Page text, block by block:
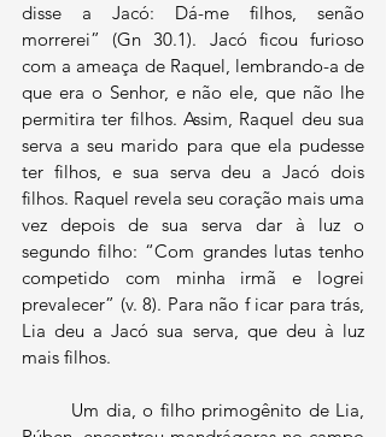
disse a Jacó: Dá-me filhos, senão
morrerei” (Gn 30.1). Jacó ficou furioso
com a ameaça de Raquel, lembrando-a de
que era o Senhor, e não ele, que não lhe
permitira ter filhos. Assim, Raquel deu sua
serva a seu marido para que ela pudesse
ter filhos, e sua serva deu a Jacó dois
filhos. Raquel revela seu coração mais uma
vez depois de sua serva dar à luz o
segundo filho: “Com grandes lutas tenho
competido com minha irmã e logrei
prevalecer” (v. 8). Para não f icar para trás,
Lia deu a Jacó sua serva, que deu à luz
mais filhos.